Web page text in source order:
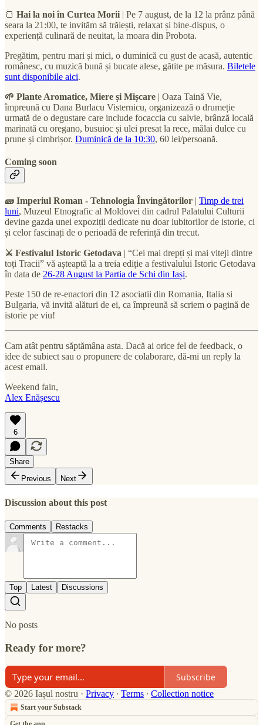
🍞 Hai la noi în Curtea Morii | Pe 7 august, de la 12 la prânz până
seara la 21:00, te invităm să trăiești, relaxat și bine-dispus, o
experiență culinară de neuitat, la moara din Probota.
Pregătim, pentru mari și mici, o duminică cu gust de acasă, autentic
românesc, cu muzică bună și bucate alese, gătite pe măsura. Biletele
sunt disponibile aici.
🌱 Plante Aromatice, Miere și Mișcare | Oaza Taină Vie,
împreună cu Dana Burlacu Visternicu, organizează o drumeție
urmată de o degustare care include focaccia cu salvie, brânză locală
marinată cu oregano, busuioc și ulei presat la rece, mălai dulce cu
prune și cimbrișor. Duminică de la 10:30, 60 lei/persoană.
Coming soon
🧱 Imperiul Roman - Tehnologia Învingătorilor | Timp de trei
luni, Muzeul Etnografic al Moldovei din cadrul Palatului Culturii
devine gazda unei expoziții dedicate nu doar iubitorilor de istorie, ci
și celor fascinați de o perioadă de referință din trecut.
⚔ Festivalul Istoric Getodava | “Cei mai drepți și mai viteji dintre
toți Tracii” vă așteaptă la a treia ediție a festivalului Istoric Getodava
în data de 26-28 August la Partia de Schi din Iași.
Peste 150 de re-enactori din 12 asociatii din Romania, Italia si
Bulgaria, vă invită alături de ei, ca împreună să scriem o pagină de
istorie pe viu!
Cam atât pentru săptămâna asta. Dacă ai orice fel de feedback, o
idee de subiect sau o propunere de colaborare, dă-mi un reply la
acest email.
Weekend fain,
Alex Enășescu
6
Share
Previous
Next
Discussion about this post
Comments Restacks
Top Latest Discussions
No posts
Ready for more?
Subscribe
© 2026 Iașul nostru · Privacy ∙ Terms ∙ Collection notice
Start your Substack